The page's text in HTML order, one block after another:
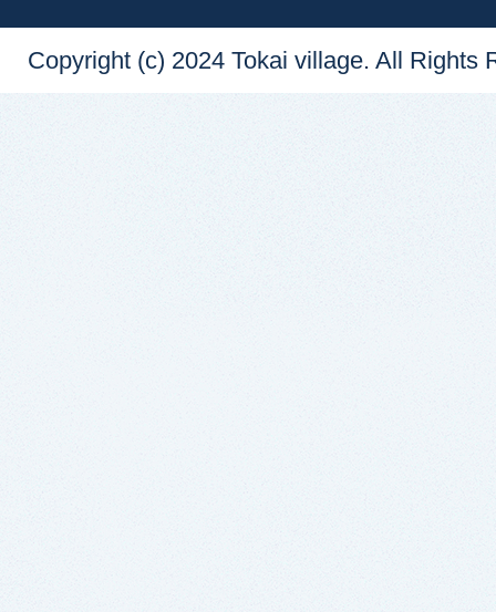
Copyright (c) 2024 Tokai village. All Rights